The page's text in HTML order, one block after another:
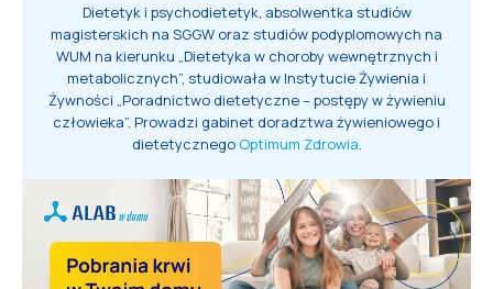
Dietetyk i psychodietetyk, absolwentka studiów
magisterskich na SGGW oraz studiów podyplomowych na
WUM na kierunku „Dietetyka w choroby wewnętrznych i
metabolicznych”, studiowała w Instytucie Żywienia i
Żywności „Poradnictwo dietetyczne – postępy w żywieniu
człowieka”. Prowadzi gabinet doradztwa żywieniowego i
dietetycznego Optimum Zdrowia.